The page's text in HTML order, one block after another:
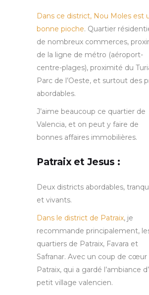
Dans ce district, Nou Moles est
bonne pioche. Quartier
de nombreux commerces,
de la ligne de métro (aéroport-
centre-plages), proximité du
Parc de l’Oeste, et surtout des
abordables.
J’aime beaucoup ce quartier de
Valencia, et on peut y faire de
bonnes affaires immobilières.
Patraix et Jesus :
Deux districts abordables,
et vivants.
Dans le district de Patraix, je
recommande principalement,
quartiers de Patraix, Favara et
Safranar. Avec un coup de cœur
Patraix, qui a gardé l’ambiance
petit village valencien.